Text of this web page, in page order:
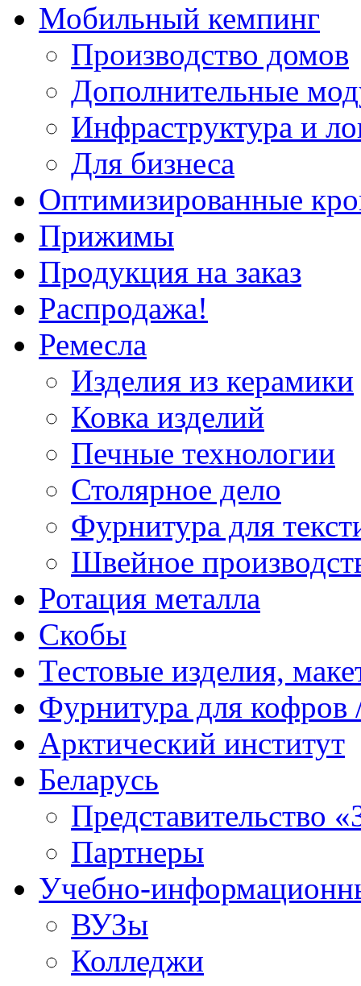
Мобильный кемпинг
Производство домов
Дополнительные
Инфраструктура и
Для бизнеса
Оптимизированные
Прижимы
Продукция на заказ
Распродажа!
Ремесла
Изделия из керамики
Ковка изделий
Печные технологии
Столярное дело
Фурнитура для
Швейное
Ротация металла
Скобы
Тестовые изделия,
Фурнитура для кофров
Арктический институт
Беларусь
Представительство
Партнеры
Учебно-
ВУЗы
Колледжи